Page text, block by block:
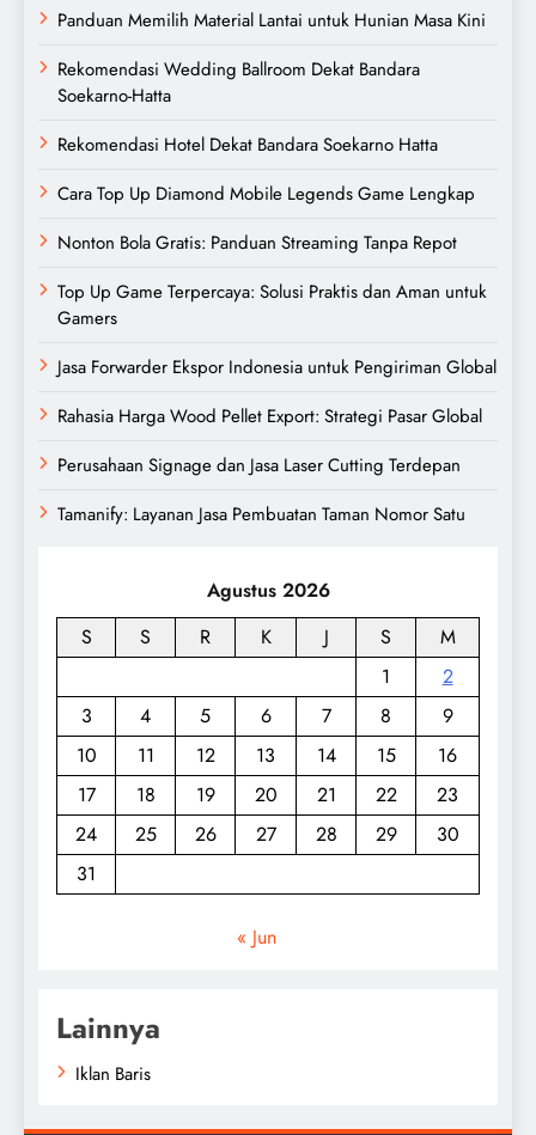
Panduan Memilih Material Lantai untuk Hunian Masa Kini
Rekomendasi Wedding Ballroom Dekat Bandara
Soekarno-Hatta
Rekomendasi Hotel Dekat Bandara Soekarno Hatta
Cara Top Up Diamond Mobile Legends Game Lengkap
Nonton Bola Gratis: Panduan Streaming Tanpa Repot
Top Up Game Terpercaya: Solusi Praktis dan Aman untuk
Gamers
Jasa Forwarder Ekspor Indonesia untuk Pengiriman Global
Rahasia Harga Wood Pellet Export: Strategi Pasar Global
Perusahaan Signage dan Jasa Laser Cutting Terdepan
Tamanify: Layanan Jasa Pembuatan Taman Nomor Satu
Agustus 2026
S
S R K J S
M
1
2
3
4 5 6 7 8
9
10
11 12 13 14 15
16
17
18 19 20 21 22
23
24
25 26 27 28 29
30
31
« Jun
Lainnya
Iklan Baris